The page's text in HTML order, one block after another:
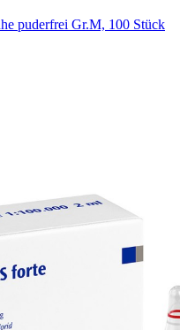
puderfrei Gr.M, 100 Stück